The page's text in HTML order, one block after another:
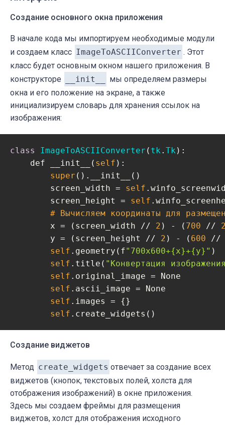
Создание основного окна приложения
В начале кода мы импортируем необходимые модули
и создаем класс ImageToASCIIConverter . Этот
класс будет основным окном нашего приложения. В
конструкторе
init
мы определяем размеры
окна и его положение на экране, а также
инициализируем словарь для хранения ссылок на
изображения:
class ImageToASCIIConverter ( tk . Tk ):
    def __init__(
self ):
super ().__init__()
        screen_width =
self
        screen_height =
self
# Вычисляем координаты для
        x = (screen_width //
2 ) - ( 700 //
        y = (screen_height //
2 ) - ( 600
self .geometry(f"700x600+{x}+{y}" )
self .title( "Конвертация
self .original_image = None
self .ascii_image = None
self .images = {}
self .create_widgets()
Создание виджетов
Метод create_widgets отвечает за создание всех
виджетов (кнопок, текстовых полей, холста для
отображения изображений) в окне приложения.
Здесь мы создаем фреймы для размещения
виджетов, холст для отображения исходного